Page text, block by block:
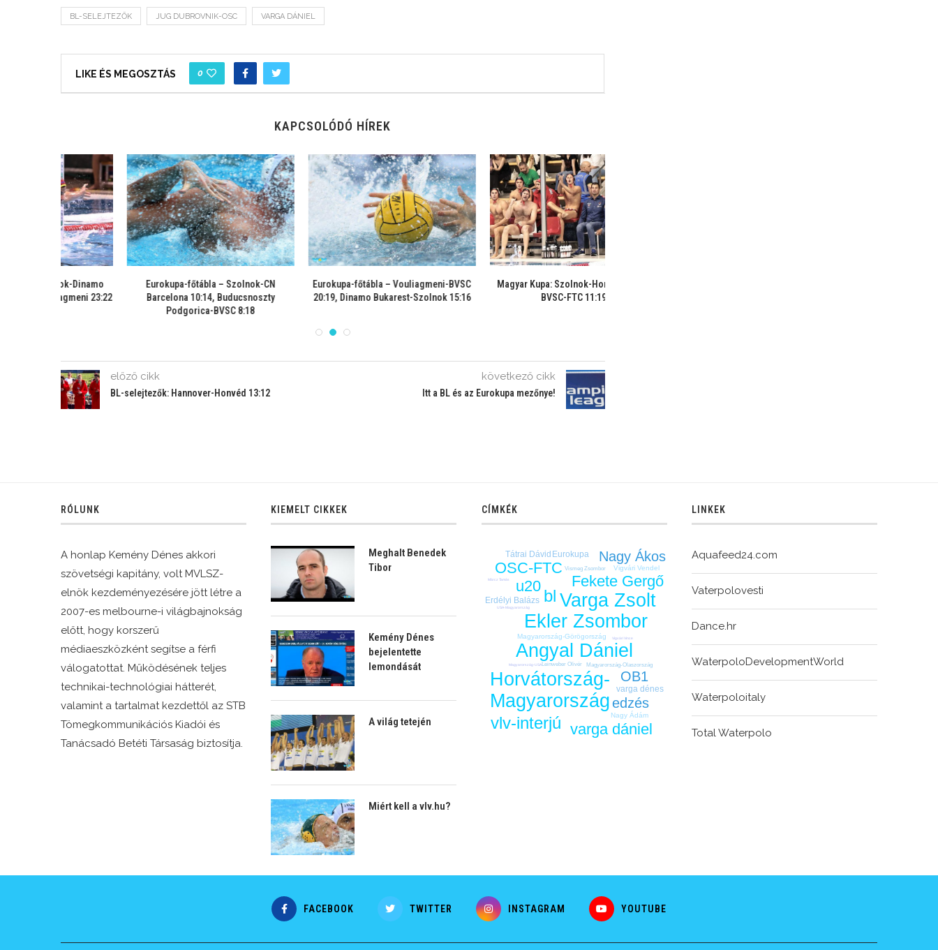
BL-SELEJTEZŐK JUG DUBROVNIK-OSC VARGA DÁNIEL
LIKE ÉS MEGOSZTÁS 0
KAPCSOLÓDÓ HÍREK
Eurokupa-főtábla – Szolnok-CN
Barcelona 10:14, Buducsnoszty
Podgorica-BVSC 8:18
Eurokupa-főtábla – Vouliagmeni-BVSC
20:19, Dinamo Bukarest-Szolnok 15:16
Magyar Kupa: Szolnok-Honvéd 17:18,
BVSC-FTC 11:19
előző cikk
BL-selejtezők: Hannover-Honvéd 13:12
következő cikk
Itt a BL és az Eurokupa mezőnye!
RÓLUNK
A honlap Kemény Dénes akkori
szövetségi kapitány, volt MVLSZ-
elnök kezdeményezésére jött létre a
2007-es melbourne-i világbajnokság
előtt, hogy korszerű
médiaeszközként segítse a férfi
válogatottat. Működésének teljes
technikai-technológiai hátterét,
valamint a tartalmat kezdettől az STB
Tömegkommunikációs Kiadói és
Tanácsadó Betéti Társaság biztosítja.
KIEMELT CIKKEK
Meghalt Benedek
Tibor
Kemény Dénes
bejelentette
lemondását
A világ tetején
Miért kell a vlv.hu?
CÍMKÉK
Angyal Dániel
Ekler Zsombor
Horvátország-
Magyarország
Varga Zsolt
bl
vlv-interjú
Fekete Gergő
OSC-FTC
u20
varga dániel
edzés
Nagy Ákos
OB1
Erdélyi Balázs
Eurokupa
Tátrai Dávid
varga dénes
Magyarország-Görögország
Nagy Ádám
Vigvári Vendel
Leinweber Olivér Magyarország-Olaszország
Vismeg Zsombor
Magyarország-USA
Märcz Tamás
USA-Magyarország
Vigvári Vince
LINKEK
Aquafeed24.com
Vaterpolovesti
Dance.hr
WaterpoloDevelopmentWorld
Waterpoloitaly
Total Waterpolo
FACEBOOK TWITTER INSTAGRAM YOUTUBE